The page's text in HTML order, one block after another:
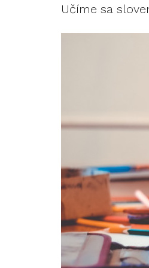
Učíme sa